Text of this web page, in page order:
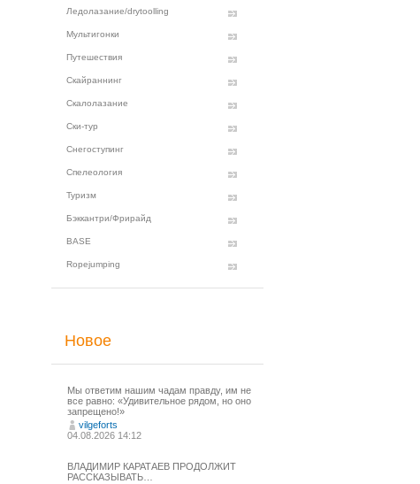
Ледолазание/drytoolling
Мультигонки
Путешествия
Скайраннинг
Скалолазание
Ски-тур
Снегоступинг
Спелеология
Туризм
Бэккантри/Фрирайд
BASE
Ropejumping
Новое
Мы ответим нашим чадам правду, им не
все равно: «Удивительное рядом, но оно
запрещено!»
vilgeforts
04.08.2026 14:12
ВЛАДИМИР КАРАТАЕВ ПРОДОЛЖИТ
РАССКАЗЫВАТЬ…